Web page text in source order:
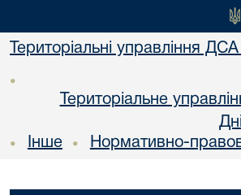
Територіальні управління
•
Територіальне
• Інше • Нормативно-